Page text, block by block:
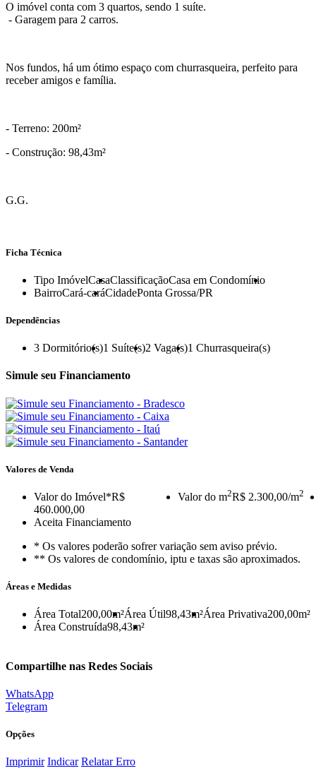
O imóvel conta com 3 quartos, sendo 1 suíte.
- Garagem para 2 carros.
Nos fundos, há um ótimo espaço com churrasqueira, perfeito para
receber amigos e família.
- Terreno: 200m²
- Construção: 98,43m²
G.G.
Ficha Técnica
Tipo ImóvelCasaClassificaçãoCasa em Condomínio
BairroCará-caráCidadePonta Grossa/PR
Dependências
3 Dormitório(s)1 Suíte(s)2 Vaga(s)1 Churrasqueira(s)
Simule seu Financiamento
Valores de Venda
Valor do Imóvel*R$
460.000,00
Valor do m2R$ 2.300,00/m2
Aceita Financiamento
* Os valores poderão sofrer variação sem aviso prévio.
** Os valores de condomínio, iptu e taxas são aproximados.
Áreas e Medidas
Área Total200,00m²Área Útil98,43m²Área Privativa200,00m²
Área Construída98,43m²
Compartilhe nas Redes Sociais
WhatsApp
Telegram
Opções
Imprimir Indicar Relatar Erro